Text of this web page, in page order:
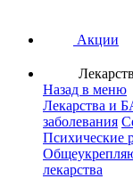
Акции
Назад в меню
Лекарства и
заболевания
Психические
лекарства